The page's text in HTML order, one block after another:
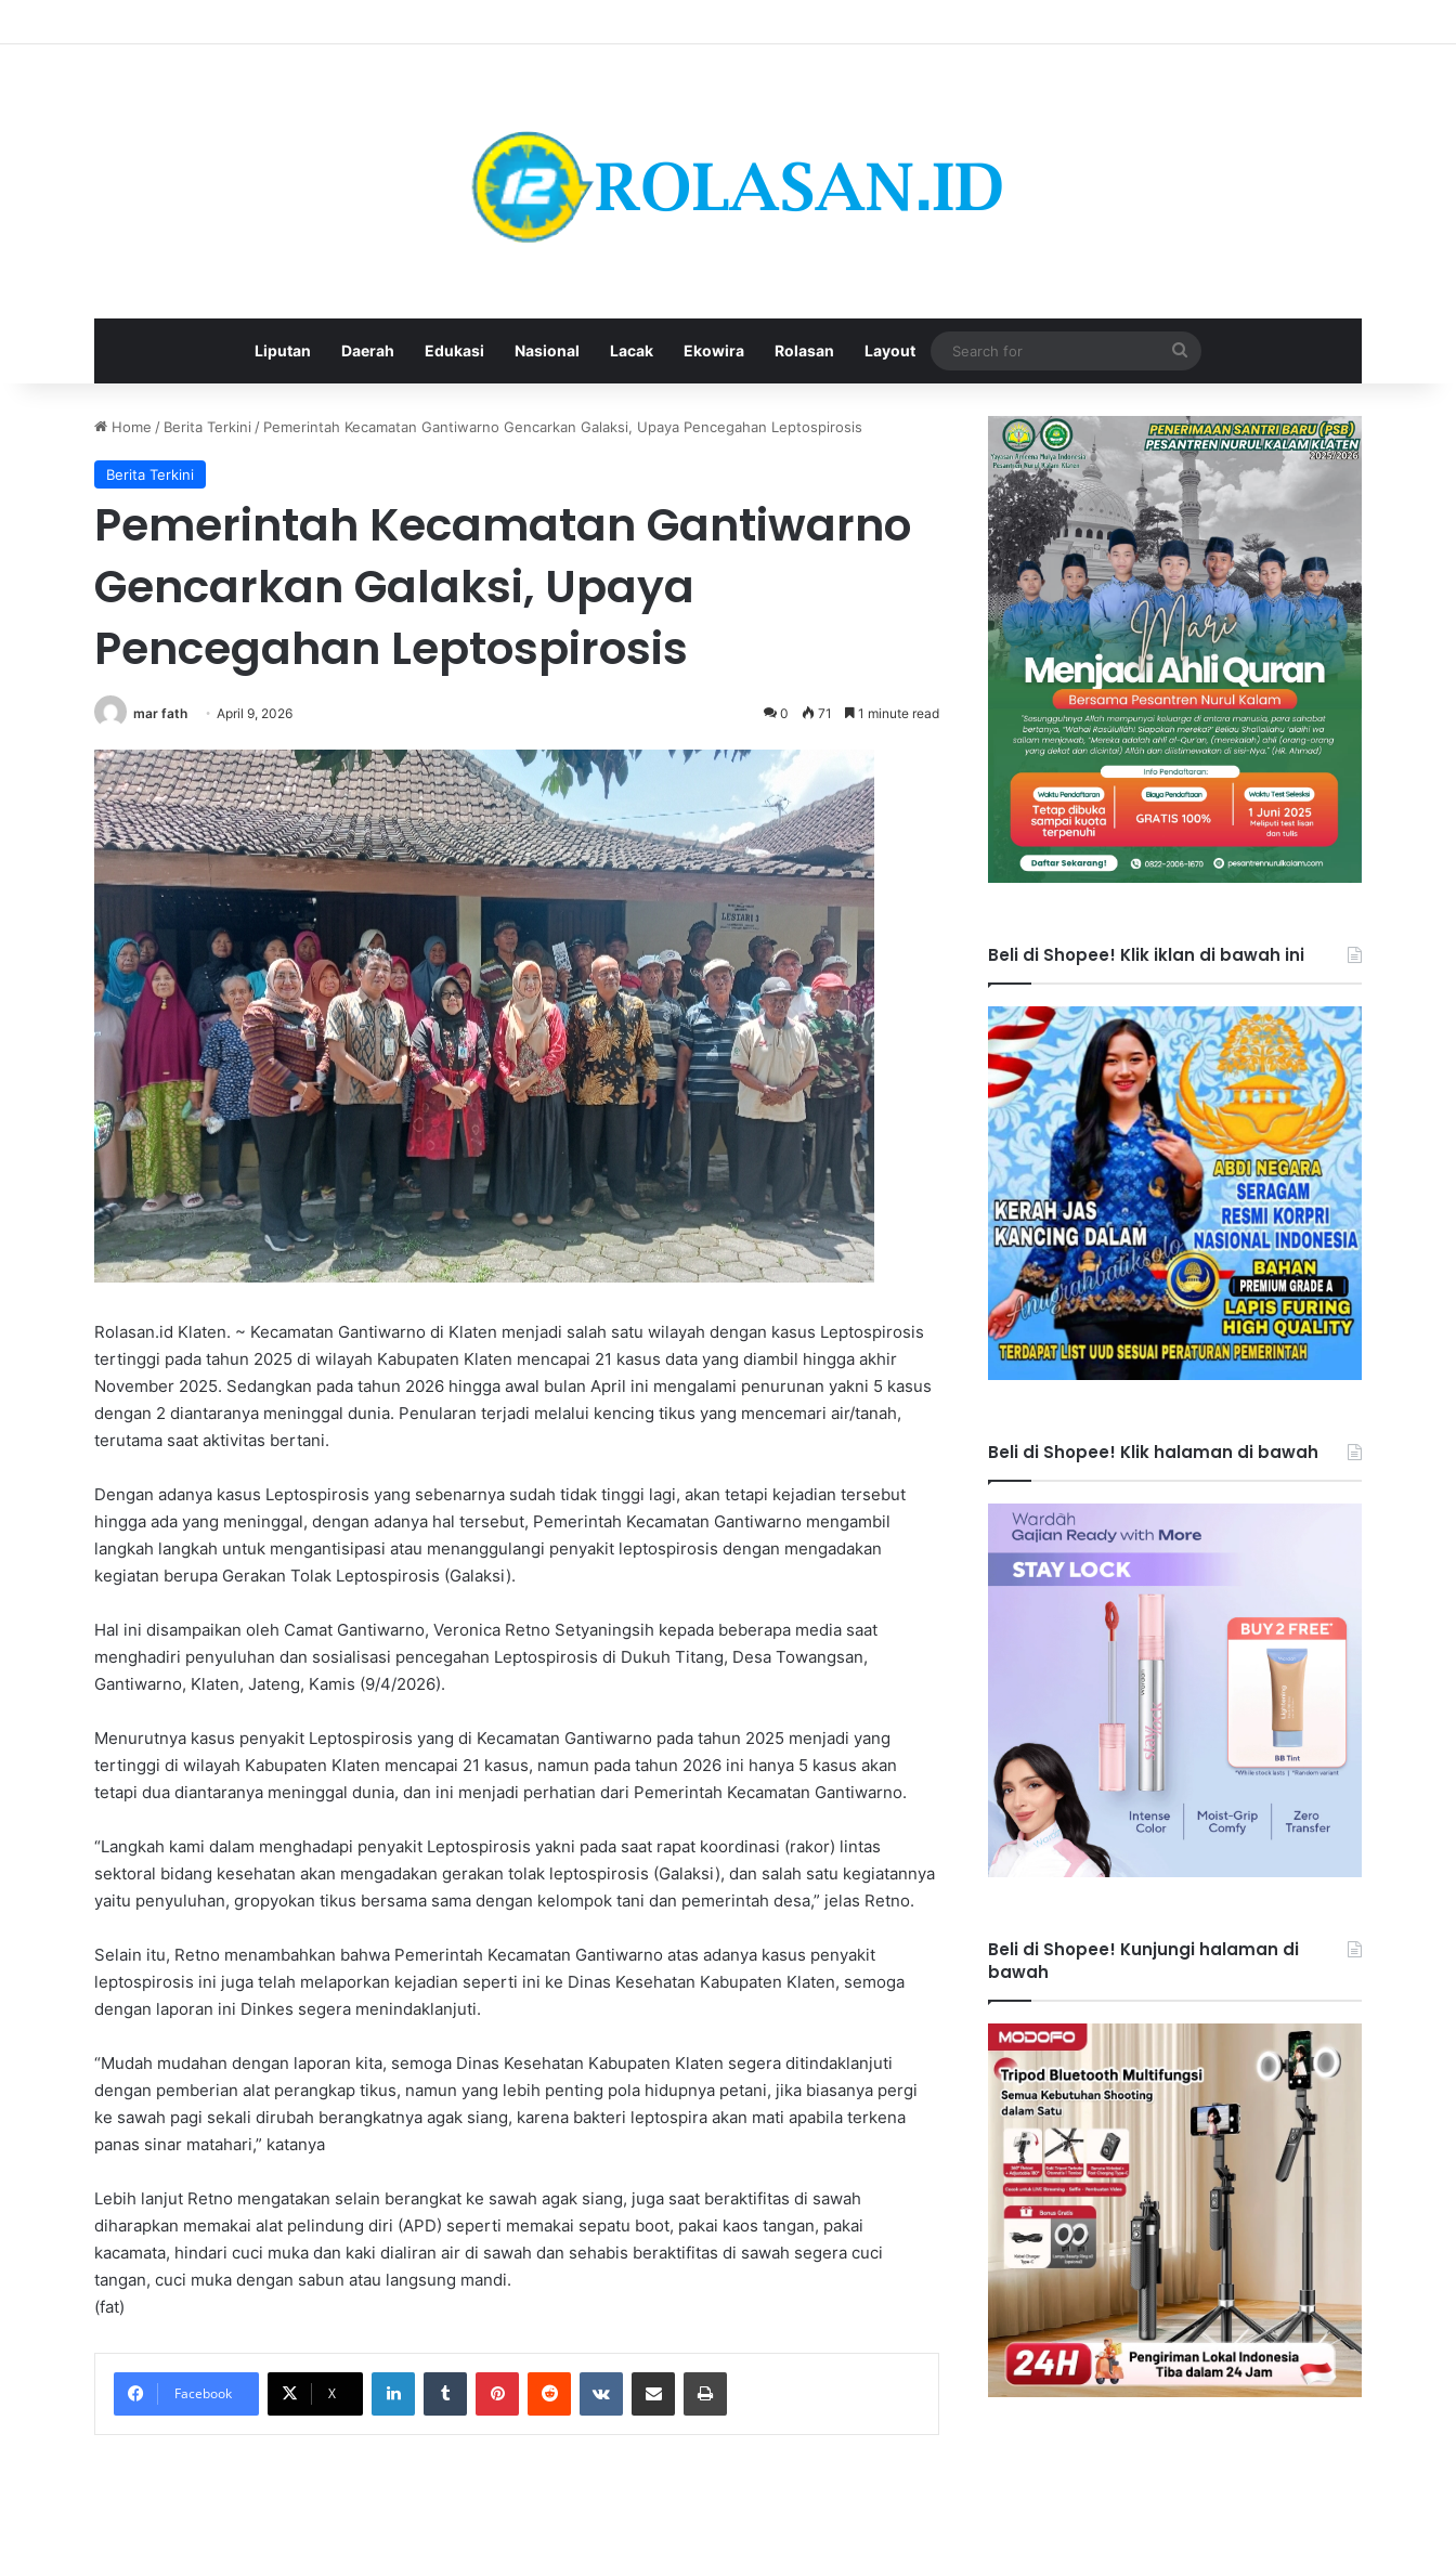
Liputan Daerah Edukasi Nasional Lacak Ekowira Rolasan Layout
Search
for
Home / Berita Terkini / Pemerintah Kecamatan Gantiwarno Gencarkan Galaksi, Upaya Pencegahan Leptospirosis
Berita Terkini
Pemerintah Kecamatan Gantiwarno
Gencarkan Galaksi, Upaya
Pencegahan Leptospirosis
mar fath April 9, 2026 0 71 1 minute read
Rolasan.id Klaten. ~ Kecamatan Gantiwarno di Klaten menjadi salah satu wilayah dengan kasus Leptospirosis
tertinggi pada tahun 2025 di wilayah Kabupaten Klaten mencapai 21 kasus data yang diambil hingga akhir
November 2025. Sedangkan pada tahun 2026 hingga awal bulan April ini mengalami penurunan yakni 5 kasus
dengan 2 diantaranya meninggal dunia. Penularan terjadi melalui kencing tikus yang mencemari air/tanah,
terutama saat aktivitas bertani.
Dengan adanya kasus Leptospirosis yang sebenarnya sudah tidak tinggi lagi, akan tetapi kejadian tersebut
hingga ada yang meninggal, dengan adanya hal tersebut, Pemerintah Kecamatan Gantiwarno mengambil
langkah langkah untuk mengantisipasi atau menanggulangi penyakit leptospirosis dengan mengadakan
kegiatan berupa Gerakan Tolak Leptospirosis (Galaksi).
Hal ini disampaikan oleh Camat Gantiwarno, Veronica Retno Setyaningsih kepada beberapa media saat
menghadiri penyuluhan dan sosialisasi pencegahan Leptospirosis di Dukuh Titang, Desa Towangsan,
Gantiwarno, Klaten, Jateng, Kamis (9/4/2026).
Menurutnya kasus penyakit Leptospirosis yang di Kecamatan Gantiwarno pada tahun 2025 menjadi yang
tertinggi di wilayah Kabupaten Klaten mencapai 21 kasus, namun pada tahun 2026 ini hanya 5 kasus akan
tetapi dua diantaranya meninggal dunia, dan ini menjadi perhatian dari Pemerintah Kecamatan Gantiwarno.
“Langkah kami dalam menghadapi penyakit Leptospirosis yakni pada saat rapat koordinasi (rakor) lintas
sektoral bidang kesehatan akan mengadakan gerakan tolak leptospirosis (Galaksi), dan salah satu kegiatannya
yaitu penyuluhan, gropyokan tikus bersama sama dengan kelompok tani dan pemerintah desa,” jelas Retno.
Selain itu, Retno menambahkan bahwa Pemerintah Kecamatan Gantiwarno atas adanya kasus penyakit
leptospirosis ini juga telah melaporkan kejadian seperti ini ke Dinas Kesehatan Kabupaten Klaten, semoga
dengan laporan ini Dinkes segera menindaklanjuti.
“Mudah mudahan dengan laporan kita, semoga Dinas Kesehatan Kabupaten Klaten segera ditindaklanjuti
dengan pemberian alat perangkap tikus, namun yang lebih penting pola hidupnya petani, jika biasanya pergi
ke sawah pagi sekali dirubah berangkatnya agak siang, karena bakteri leptospira akan mati apabila terkena
panas sinar matahari,” katanya
Lebih lanjut Retno mengatakan selain berangkat ke sawah agak siang, juga saat beraktifitas di sawah
diharapkan memakai alat pelindung diri (APD) seperti memakai sepatu boot, pakai kaos tangan, pakai
kacamata, hindari cuci muka dan kaki dialiran air di sawah dan sehabis beraktifitas di sawah segera cuci
tangan, cuci muka dengan sabun atau langsung mandi.
(fat)
Facebook X
Beli di Shopee! Klik iklan di bawah ini
Beli di Shopee! Klik halaman di bawah
Beli di Shopee! Kunjungi halaman di
bawah